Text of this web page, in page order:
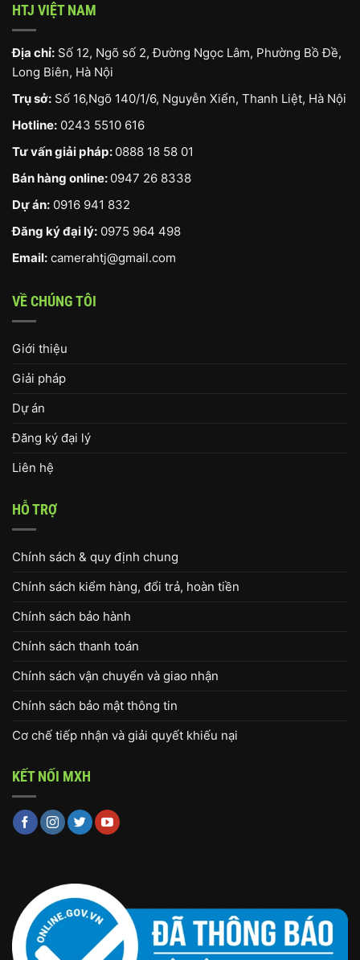
HTJ VIỆT NAM
Địa chỉ: Số 12, Ngõ số 2, Đường Ngọc Lâm, Phường Bồ Đề,
Long Biên, Hà Nội
Trụ sở: Số 16,Ngõ 140/1/6, Nguyễn Xiển, Thanh Liệt, Hà Nội
Hotline: 0243 5510 616
Tư vấn giải pháp: 0888 18 58 01
Bán hàng online: 0947 26 8338
Dự án: 0916 941 832
Đăng ký đại lý: 0975 964 498
Email: camerahtj@gmail.com
VỀ CHÚNG TÔI
Giới thiệu
Giải pháp
Dự án
Đăng ký đại lý
Liên hệ
HỖ TRỢ
Chính sách & quy định chung
Chính sách kiểm hàng, đổi trả, hoàn tiền
Chính sách bảo hành
Chính sách thanh toán
Chính sách vận chuyển và giao nhận
Chính sách bảo mật thông tin
Cơ chế tiếp nhận và giải quyết khiếu nại
KẾT NỐI MXH